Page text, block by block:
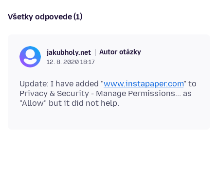
Všetky odpovede (1)
jakubholy.net Autor otázky
12. 8. 2020 18:17
Update: I have added "www.instapaper.com" to
Privacy & Security - Manage Permissions... as